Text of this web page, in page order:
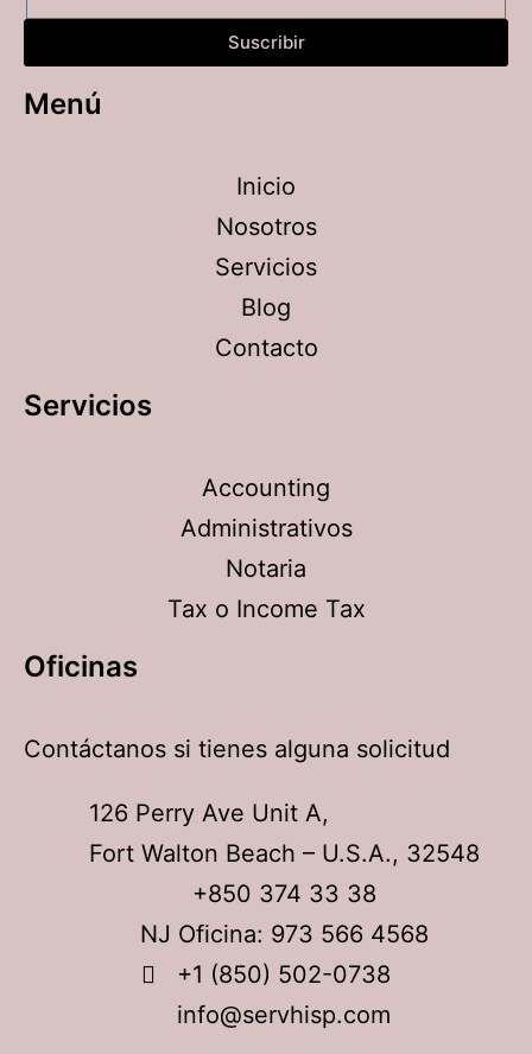
Suscribir
Menú
Inicio
Nosotros
Servicios
Blog
Contacto
Servicios
Accounting
Administrativos
Notaria
Tax o Income Tax
Oficinas
Contáctanos si tienes alguna solicitud
126 Perry Ave Unit A,
Fort Walton Beach – U.S.A., 32548
+850 374 33 38
NJ Oficina: 973 566 4568
+1 (850) 502-0738
info@servhisp.com